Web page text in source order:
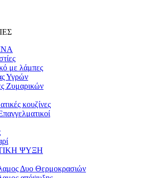
με λάμπες
Υγρών
Ζυμαρικών
κουζίνες
ΨΥΞΗ
Δυο Θερμοκρασιών